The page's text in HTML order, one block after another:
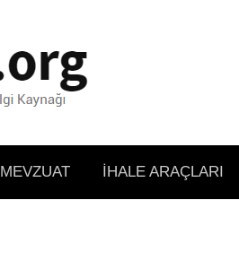
MEVZUAT İHALE ARAÇLARI